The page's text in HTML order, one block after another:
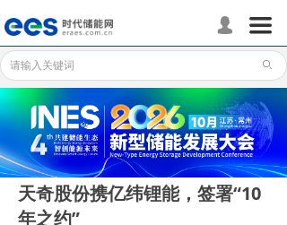
끀
首页
储能分会
储能政策
储能应用
储能技术
넙
ꄙ
天奇股份携亿纬锂能，签署“10
年之约”